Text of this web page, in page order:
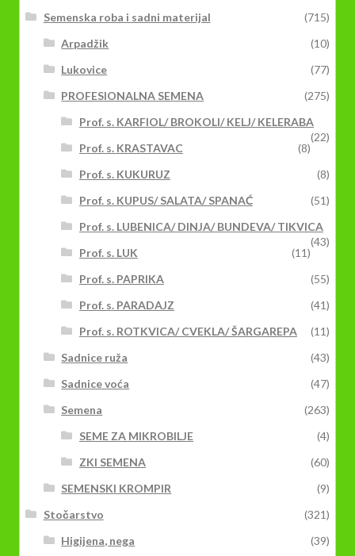
Semenska roba i sadni materijal
(715)
Arpadžik
(10)
Lukovice
(77)
PROFESIONALNA SEMENA
(275)
Prof. s. KARFIOL/ BROKOLI/ KELJ/ KELERABA
(22)
Prof. s. KRASTAVAC
(8)
Prof. s. KUKURUZ
(8)
Prof. s. KUPUS/ SALATA/ SPANAĆ
(51)
Prof. s. LUBENICA/ DINJA/ BUNDEVA/ TIKVICA
(43)
Prof. s. LUK
(11)
Prof. s. PAPRIKA
(55)
Prof. s. PARADAJZ
(41)
Prof. s. ROTKVICA/ CVEKLA/ ŠARGAREPA
(11)
Sadnice ruža
(43)
Sadnice voća
(47)
Semena
(263)
SEME ZA MIKROBILJE
(4)
ZKI SEMENA
(60)
SEMENSKI KROMPIR
(9)
Stočarstvo
(321)
Higijena, nega
(39)